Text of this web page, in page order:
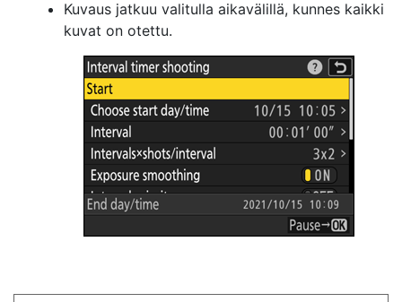
Kuvaus jatkuu valitulla aikavälillä, kunnes kaikki
kuvat on otettu.